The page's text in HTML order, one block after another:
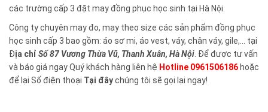
các trường cấp 3 đặt may đồng phục học sinh tại Hà Nội.
Công ty chuyên may đo, may theo size các sản phẩm đồng phục
học sinh cấp 3 bao gồm: áo sơ mi, áo vest, váy, chân váy, gile,... tại
Địa chỉ Số 87 Vương Thừa Vũ, Thanh Xuân, Hà Nội . Để được tư vấn
và báo giá ngay Quý khách hàng liên hệ Hotline 0961506186 hoặc
để lại Số điện thoại Tại đâychúng tôi sẽ gọi lại ngay!